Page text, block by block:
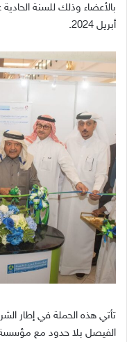
بالأعضاء وذلك للسنة
أبريل 2024.
تأتي هذه الحملة في إطار
الفيصل بلا حدود مع